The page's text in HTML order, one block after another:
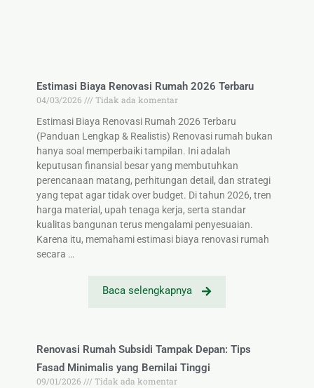
Estimasi Biaya Renovasi Rumah 2026 Terbaru
04/03/2026
Tidak ada komentar
Estimasi Biaya Renovasi Rumah 2026 Terbaru
(Panduan Lengkap & Realistis) Renovasi rumah bukan
hanya soal memperbaiki tampilan. Ini adalah
keputusan finansial besar yang membutuhkan
perencanaan matang, perhitungan detail, dan strategi
yang tepat agar tidak over budget. Di tahun 2026, tren
harga material, upah tenaga kerja, serta standar
kualitas bangunan terus mengalami penyesuaian.
Karena itu, memahami estimasi biaya renovasi rumah
secara …
Baca selengkapnya
Renovasi Rumah Subsidi Tampak Depan: Tips
Fasad Minimalis yang Bernilai Tinggi
09/01/2026
Tidak ada komentar